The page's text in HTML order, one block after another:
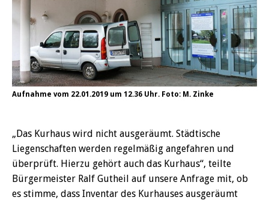
Aufnahme vom 22.01.2019 um 12.36 Uhr. Foto: M. Zinke
„Das Kurhaus wird nicht ausgeräumt. Städtische
Liegenschaften werden regelmäßig angefahren und
überprüft. Hierzu gehört auch das Kurhaus“, teilte
Bürgermeister Ralf Gutheil auf unsere Anfrage mit, ob
es stimme, dass Inventar des Kurhauses ausgeräumt